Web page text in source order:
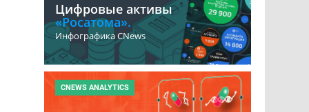
Цифровые активы
«Росатома».
Инфографика CNews
CNEWS ANALYTICS